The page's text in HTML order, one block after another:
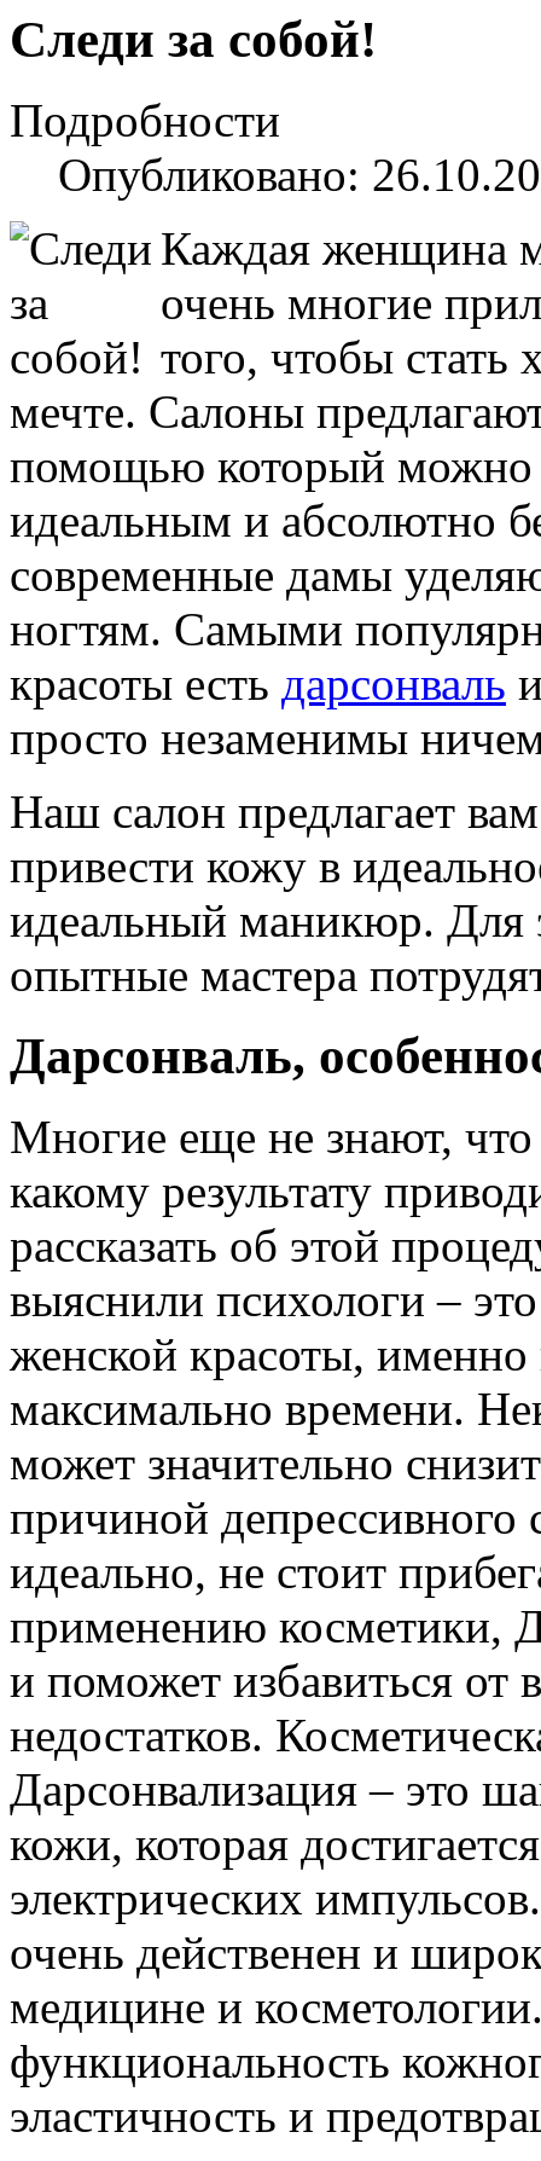
Cледи за собой!
Подробности
Опубликовано:
Каждая женщина
очень многие
того, чтобы стать
мечте. Салоны
помощью который можно
идеальным и абсолютно
современные дамы
ногтям. Самыми
красоты есть дарсонваль
просто незаменимы
Наш салон предлагает
привести кожу в
идеальный маникюр. Для
опытные мастера
Дарсонваль,
Многие еще не знают, что
какому результату
рассказать об этой
выяснили психологи –
женской красоты,
максимально времени.
может значительно
причиной депрессивного
идеально, не стоит
применению косметики,
и поможет избавиться от
недостатков.
Дарсонвализация – это
кожи, которая
электрических
очень действенен и
медицине и
функциональность
эластичность и